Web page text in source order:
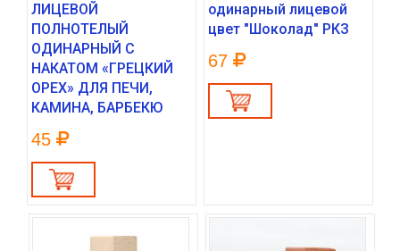
ЛИЦЕВОЙ
ПОЛНОТЕЛЫЙ
ОДИНАРНЫЙ С
НАКАТОМ «ГРЕЦКИЙ
ОРЕХ» ДЛЯ ПЕЧИ,
КАМИНА, БАРБЕКЮ
45
одинарный лицевой
цвет "Шоколад" РКЗ
67